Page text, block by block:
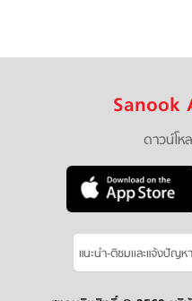
Sanook
ดาวน์โห
แนะนำ-ติชมเเละแจ้งปัญห